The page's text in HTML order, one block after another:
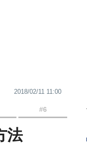
2018/02/11 11:00
#6
法